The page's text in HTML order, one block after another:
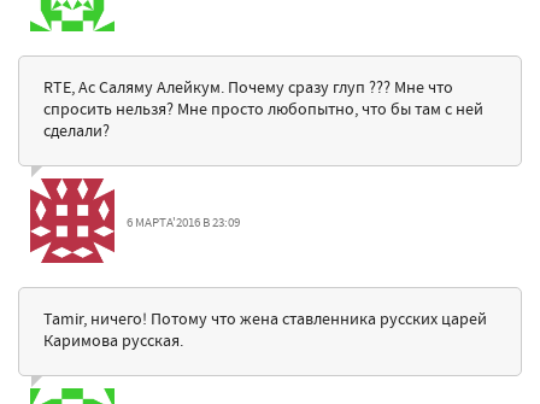
RTE, Ас Саляму Алейкум. Почему сразу глуп ??? Мне что
спросить нельзя? Мне просто любопытно, что бы там с ней
сделали?
6 МАРТА'2016 В 23:09
Tamir, ничего! Потому что жена ставленника русских царей
Каримова русская.